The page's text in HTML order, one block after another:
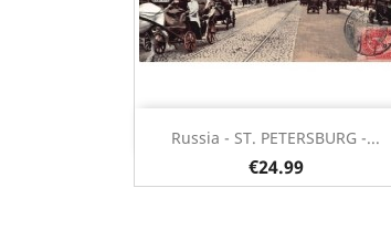
Russia - ST. PETERSBURG -...
€24.99
Quick view